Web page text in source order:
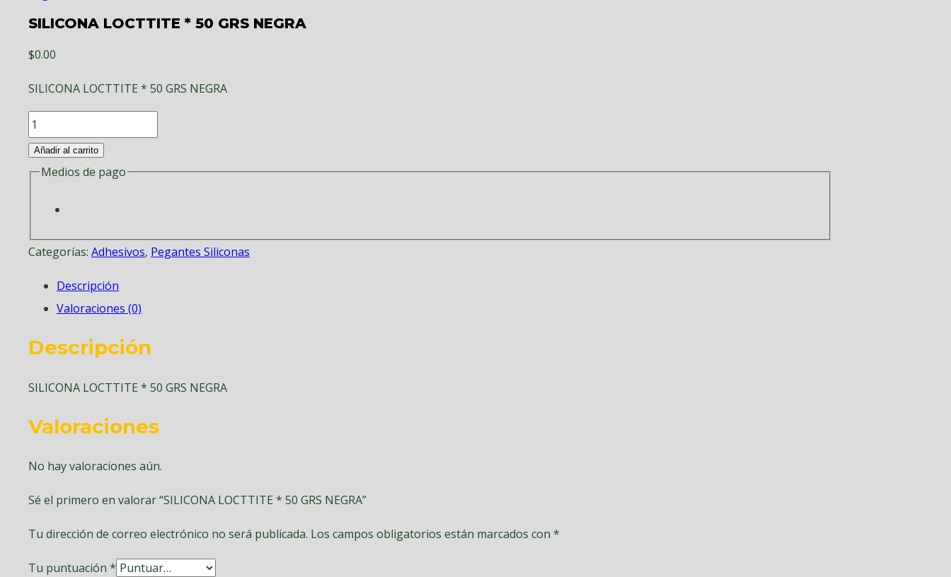
SILICONA LOCTTITE * 50 GRS NEGRA
$0.00
SILICONA LOCTTITE * 50 GRS NEGRA
SILICONA
LOCTTITE
cantidad
Añadir al carrito
Medios de pago
Categorías: Adhesivos, Pegantes Siliconas
Descripción
Valoraciones (0)
Descripción
SILICONA LOCTTITE * 50 GRS NEGRA
Valoraciones
No hay valoraciones aún.
Sé el primero en valorar “SILICONA LOCTTITE * 50 GRS NEGRA”
Tu dirección de correo electrónico no será publicada. Los campos obligatorios están marcados con *
Tu puntuación *